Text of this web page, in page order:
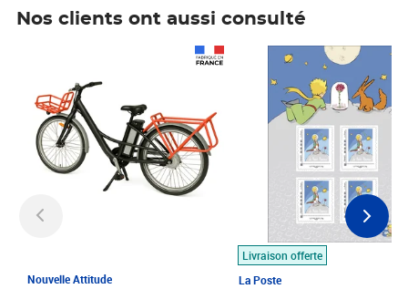
Nos clients ont aussi consulté
Nouvelle Attitude
Livraison offerte
La Poste
Prix 7,50€